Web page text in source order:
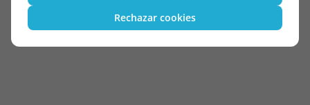
Rechazar cookies